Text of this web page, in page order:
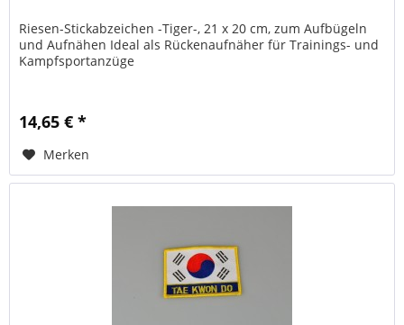
Riesen-Stickabzeichen -Tiger-, 21 x 20 cm, zum Aufbügeln
und Aufnähen Ideal als Rückenaufnäher für Trainings- und
Kampfsportanzüge
14,65 € *
Merken